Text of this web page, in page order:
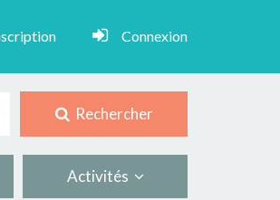
Connexion
Rechercher
Activités